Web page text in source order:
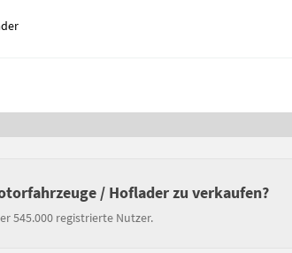
/ Hoflader zu verkaufen?
545.000 registrierte Nutzer.